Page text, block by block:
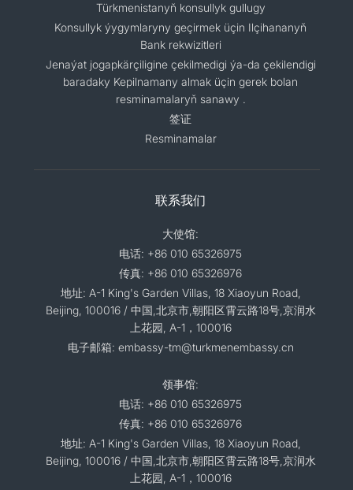
Türkmenistanyň konsullyk gullugy
Konsullyk ýygymlaryny geçirmek üçin Ilçihananyň
Bank rekwizitleri
Jenaýat jogapkärçiligine çekilmedigi ýa-da çekilendigi
baradaky Kepilnamany almak üçin gerek bolan
resminamalaryň sanawy .
签证
Resminamalar
联系我们
大使馆:
电话: +86 010 65326975
传真: +86 010 65326976
地址: A-1 King's Garden Villas, 18 Xiaoyun Road,
Beijing, 100016 / 中国,北京市,朝阳区霄云路18号,京润水
上花园, A-1，100016
电子邮箱: embassy-tm@turkmenembassy.cn
领事馆:
电话: +86 010 65326975
传真: +86 010 65326976
地址: A-1 King's Garden Villas, 18 Xiaoyun Road,
Beijing, 100016 / 中国,北京市,朝阳区霄云路18号,京润水
上花园, A-1，100016